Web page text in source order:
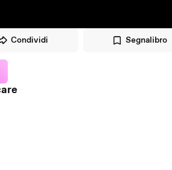
Condividi Segnalibro